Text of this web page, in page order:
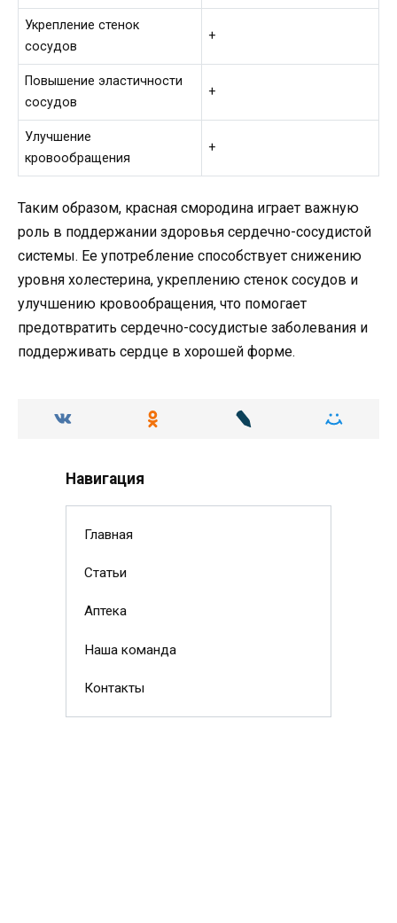
Укрепление стенок
сосудов
+
Повышение эластичности
сосудов
+
Улучшение
кровообращения
+
Таким образом, красная смородина играет важную
роль в поддержании здоровья сердечно-сосудистой
системы. Ее употребление способствует снижению
уровня холестерина, укреплению стенок сосудов и
улучшению кровообращения, что помогает
предотвратить сердечно-сосудистые заболевания и
поддерживать сердце в хорошей форме.
Навигация
Главная
Статьи
Аптека
Наша команда
Контакты